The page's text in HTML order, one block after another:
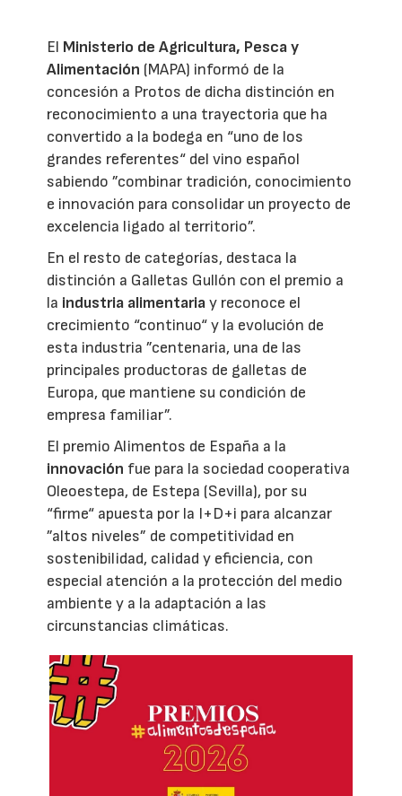
El Ministerio de Agricultura, Pesca y
Alimentación (MAPA) informó de la
concesión a Protos de dicha distinción en
reconocimiento a una trayectoria que ha
convertido a la bodega en “uno de los
grandes referentes“ del vino español
sabiendo ”combinar tradición, conocimiento
e innovación para consolidar un proyecto de
excelencia ligado al territorio”.
En el resto de categorías, destaca la
distinción a Galletas Gullón con el premio a
la industria alimentariay reconoce el
crecimiento “continuo“ y la evolución de
esta industria ”centenaria, una de las
principales productoras de galletas de
Europa, que mantiene su condición de
empresa familiar”.
El premio Alimentos de España a la
innovación fue para la sociedad cooperativa
Oleoestepa, de Estepa (Sevilla), por su
“firme“ apuesta por la I+D+i para alcanzar
”altos niveles” de competitividad en
sostenibilidad, calidad y eficiencia, con
especial atención a la protección del medio
ambiente y a la adaptación a las
circunstancias climáticas.